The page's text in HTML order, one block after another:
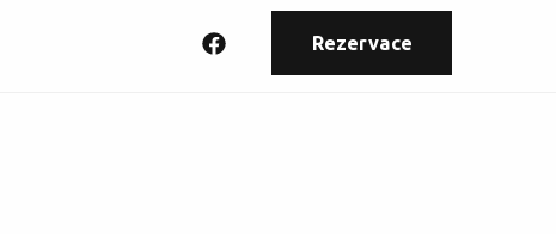
Rezervace